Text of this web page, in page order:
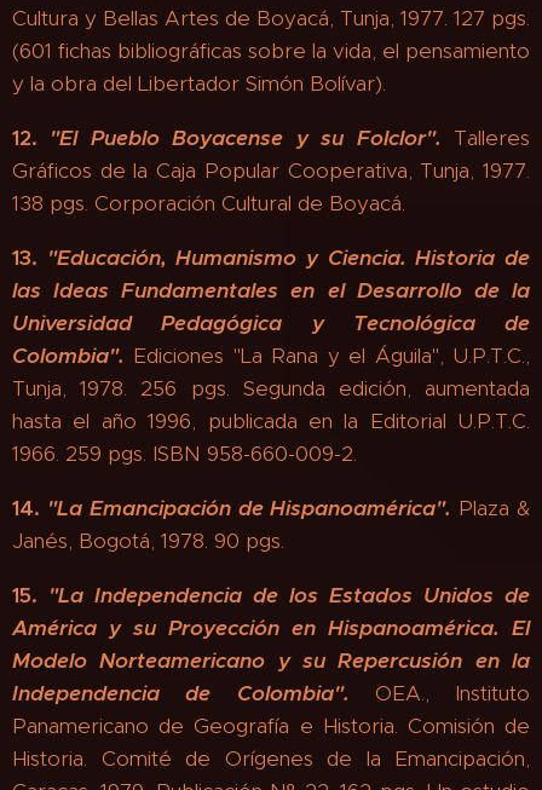
Cultura y Bellas Artes de Boyacá, Tunja, 1977. 127 pgs.
(601 fichas bibliográficas sobre la vida, el pensamiento
y la obra del Libertador Simón Bolívar).
12. "El Pueblo Boyacense y su Folclor". Talleres
Gráficos de la Caja Popular Cooperativa, Tunja, 1977.
138 pgs. Corporación Cultural de Boyacá.
13. "Educación, Humanismo y Ciencia. Historia de
las Ideas Fundamentales en el Desarrollo de la
Universidad Pedagógica y Tecnológica de
Colombia". Ediciones "La Rana y el Águila", U.P.T.C.,
Tunja, 1978. 256 pgs. Segunda edición, aumentada
hasta el año 1996, publicada en la Editorial U.P.T.C.
1966. 259 pgs. ISBN 958-660-009-2.
14. "La Emancipación de Hispanoamérica". Plaza &
Janés, Bogotá, 1978. 90 pgs.
15. "La Independencia de los Estados Unidos de
América y su Proyección en Hispanoamérica. El
Modelo Norteamericano y su Repercusión en la
Independencia de Colombia". OEA., Instituto
Panamericano de Geografía e Historia. Comisión de
Historia. Comité de Orígenes de la Emancipación,